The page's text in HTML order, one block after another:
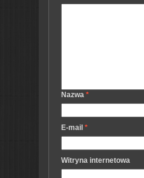
Nazwa *
E-mail *
Witryna internetowa